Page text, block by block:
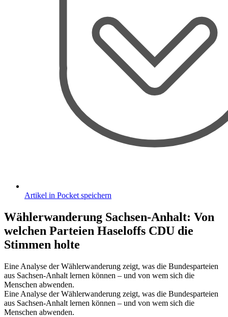
Artikel in Pocket speichern
Wählerwanderung Sachsen-Anhalt: Von
welchen Parteien Haseloffs CDU die
Stimmen holte
Eine Analyse der Wählerwanderung zeigt, was die Bundesparteien
aus Sachsen-Anhalt lernen können – und von wem sich die
Menschen abwenden.
Eine Analyse der Wählerwanderung zeigt, was die Bundesparteien
aus Sachsen-Anhalt lernen können – und von wem sich die
Menschen abwenden.